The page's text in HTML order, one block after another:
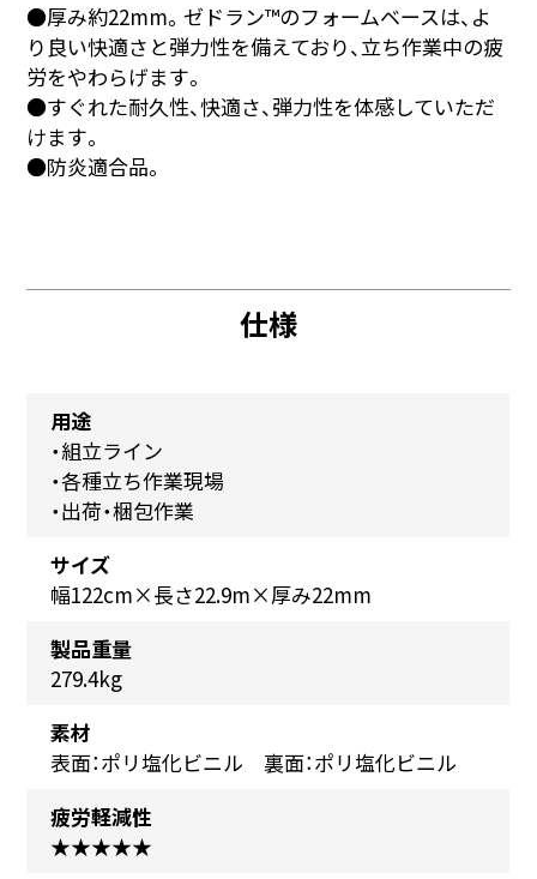
●厚み約22mm。ゼドラン™のフォームベースは、よ
り良い快適さと弾力性を備えており、立ち作業中の疲
労をやわらげます。
●すぐれた耐久性、快適さ、弾力性を体感していただ
けます。
●防炎適合品。
仕様
用途
・組立ライン
・各種立ち作業現場
・出荷・梱包作業
サイズ
幅122cm×長さ22.9m×厚み22mm
製品重量
279.4kg
素材
表面：ポリ塩化ビニル 裏面：ポリ塩化ビニル
疲労軽減性
★★★★★